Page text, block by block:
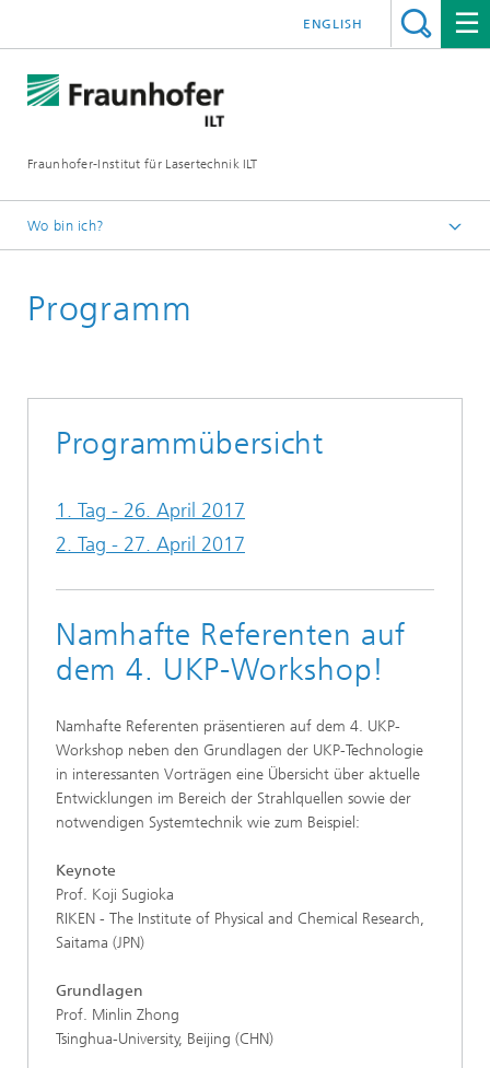
Fraunhofer-Institut für Lasertechnik ILT
ENGLISH
Wo bin ich?
Programm
Programmübersicht
1. Tag - 26. April 2017
2. Tag - 27. April 2017
Namhafte Referenten auf
dem 4. UKP-Workshop!
Namhafte Referenten präsentieren auf dem 4. UKP-
Workshop neben den Grundlagen der UKP-Technologie
in interessanten Vorträgen eine Übersicht über aktuelle
Entwicklungen im Bereich der Strahlquellen sowie der
notwendigen Systemtechnik wie zum Beispiel:
Keynote
Prof. Koji Sugioka
RIKEN - The Institute of Physical and Chemical Research,
Saitama (JPN)
Grundlagen
Prof. Minlin Zhong
Tsinghua-University, Beijing (CHN)